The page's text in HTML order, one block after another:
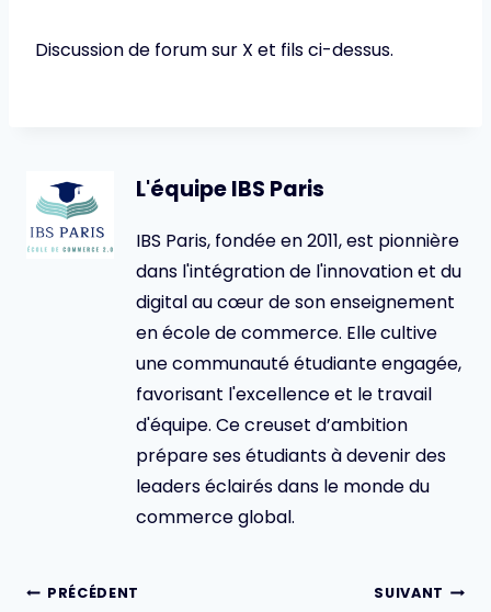
Discussion de forum sur X et fils ci-dessus.
L'équipe IBS Paris
IBS Paris, fondée en 2011, est pionnière
dans l'intégration de l'innovation et du
digital au cœur de son enseignement
en école de commerce. Elle cultive
une communauté étudiante engagée,
favorisant l'excellence et le travail
d'équipe. Ce creuset d’ambition
prépare ses étudiants à devenir des
leaders éclairés dans le monde du
commerce global.
Navigation
PRÉCÉDENT SUIVANT